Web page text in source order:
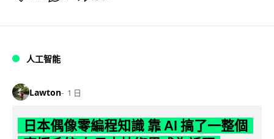
人工智能
Lawton 1 日
日本偶像零編程知識 靠 AI 搞了一整個